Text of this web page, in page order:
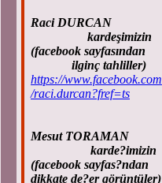
Raci DURCAN
kardeşimizin
(facebook sayfasından
ilginç tahliller)
https://www.facebook.com
/raci.durcan?fref=ts
Mesut TORAMAN
karde?imizin
(facebook sayfas?ndan
dikkate de?er görüntüler)